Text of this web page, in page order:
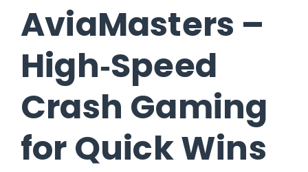
AviaMasters –
High‑Speed
Crash Gaming
for Quick Wins